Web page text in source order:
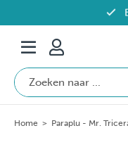
Gratis
Home > Paraplu - Mr.